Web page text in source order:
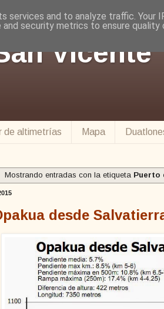
Vicente
de altimetrías Mapa
Mostrando entradas con la etiqueta Puerto
desde
services and to analyze traffic. Your
security metrics to ensure quality